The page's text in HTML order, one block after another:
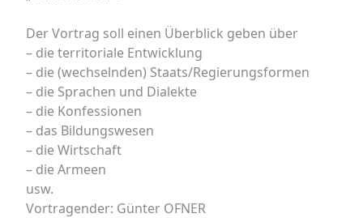
Der Vortrag soll einen Überblick geben über
– die territoriale Entwicklung
– die (wechselnden) Staats/Regierungsformen
– die Sprachen und Dialekte
– die Konfessionen
– das Bildungswesen
– die Wirtschaft
– die Armeen
usw.
Vortragender: Günter OFNER